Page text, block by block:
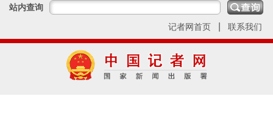
站内查询
记者网首页
联系我们